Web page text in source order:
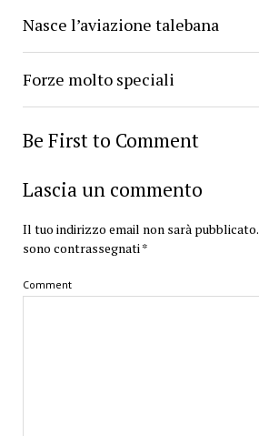
Nasce l’aviazione talebana
Forze molto speciali
Be First to Comment
Lascia un commento
Il tuo indirizzo email non sarà pubblicato.
sono contrassegnati*
Comment